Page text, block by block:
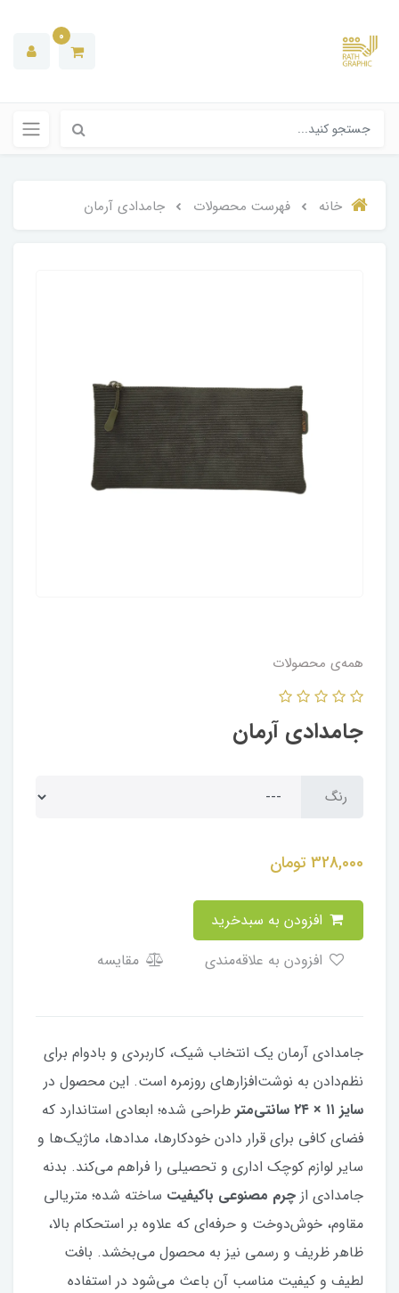
0
خانه فهرست محصولات جامدادی آرمان
همه‌ی محصولات
جامدادی آرمان
رنگ
328,000 تومان
مقایسه
جامدادی آرمان یک انتخاب شیک، کاربردی و بادوام برای
نظم‌دادن به نوشت‌افزارهای روزمره است. این محصول در
سایز ۱۱ × ۲۴ سانتی‌متر
طراحی شده؛ ابعادی استاندارد که
فضای کافی برای قرار دادن خودکارها، مدادها، ماژیک‌ها و
سایر لوازم کوچک اداری و تحصیلی را فراهم می‌کند. بدنه
جامدادی از چرم مصنوعی باکیفیت ساخته شده؛ متریالی
مقاوم، خوش‌دوخت و حرفه‌ای که علاوه بر استحکام بالا،
ظاهر ظریف و رسمی نیز به محصول می‌بخشد. بافت
لطیف و کیفیت مناسب آن باعث می‌شود در استفاده